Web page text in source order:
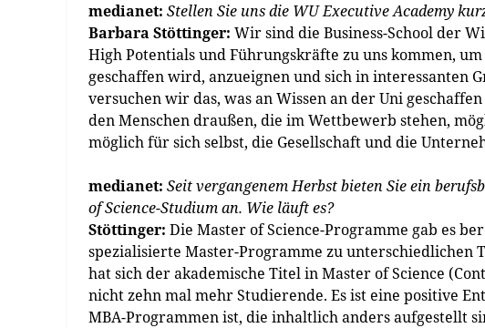
medianet: Stellen Sie uns die WU Executive Academy
Barbara Stöttinger: Wir sind die Business-School der
High Potentials und Führungskräfte zu uns kommen,
geschaffen wird, anzueignen und sich in interessanten
versuchen wir das, was an Wissen an der Uni
den Menschen draußen, die im Wettbewerb stehen,
möglich für sich selbst, die Gesellschaft und die
medianet: Seit vergangenem Herbst bieten Sie ein
of Science-Studium an. Wie läuft es?
Stöttinger: Die Master of Science-Programme gab es
spezialisierte Master-Programme zu unterschiedlichen
hat sich der akademische Titel in Master of Science
nicht zehn mal mehr Studierende. Es ist eine positive
MBA-Programmen ist, die inhaltlich anders aufgestellt